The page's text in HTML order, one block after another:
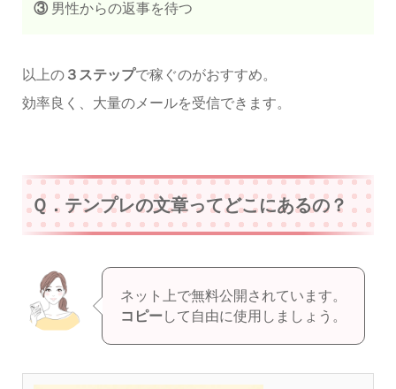
③男性からの返事を待つ
以上の３ステップで稼ぐのがおすすめ。
効率良く、大量のメールを受信できます。
Ｑ．テンプレの文章ってどこにあるの？
ネット上で無料公開されています。
コピーして自由に使用しましょう。